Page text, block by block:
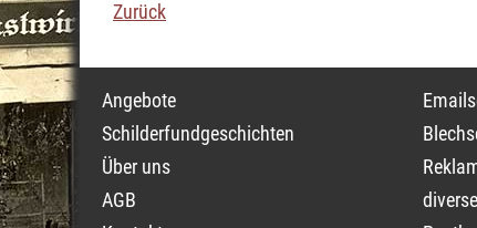
Zurück
Navigation
überspringen
Angebote
Schilderfundgeschichten
Über uns
AGB